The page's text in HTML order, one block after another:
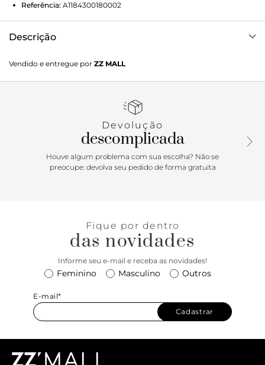
Referência: A1184300180002
Descrição
Vendido e entregue por ZZ MALL
Devolução
descomplicada
Houve algum problema com sua escolha? Não se
preocupe: devolva seu pedido de forma gratuita
Fique por dentro
das novidades
Informe seu e-mail e receba as novidades!
Feminino Masculino Outros
E-mail*
Cadastrar